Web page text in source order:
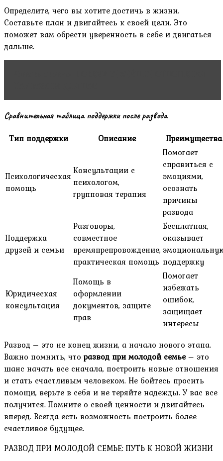
Определите, чего вы хотите достичь в жизни.
Составьте план и двигайтесь к своей цели. Это
поможет вам обрести уверенность в себе и двигаться
дальше.
Сравнительная таблица поддержки после развода
Тип поддержки
Описание Преимущества
Психологическая
помощь
Консультации с
психологом,
групповая терапия
Помогает
справиться с
эмоциями,
осознать
причины
развода
Поддержка
друзей и семьи
Разговоры,
совместное
времяпрепровождение,
практическая помощь
Бесплатная,
оказывает
поддержку
Юридическая
консультация
Помощь в
оформлении
документов, защите
прав
Помогает
избежать
ошибок,
защищает
интересы
Развод – это не конец жизни, а начало нового этапа.
Важно помнить, что развод при молодой семье– это
шанс начать все сначала, построить новые отношения
и стать счастливым человеком. Не бойтесь просить
помощи, верьте в себя и не теряйте надежды. У вас все
получится. Помните о своей ценности и двигайтесь
вперед. Всегда есть возможность построить более
счастливое будущее.
РАЗВОД ПРИ МОЛОДОЙ СЕМЬЕ: ПУТЬ К НОВОЙ ЖИЗНИ